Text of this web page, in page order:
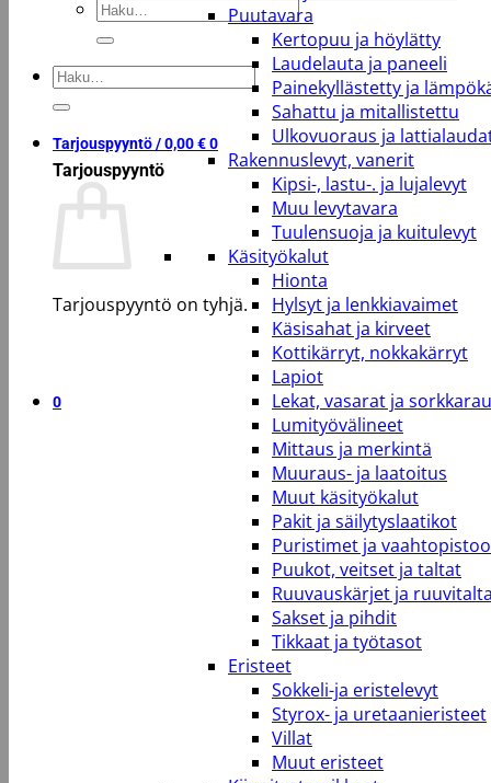
Etsi:
Etsi:
Tarjouspyyntö /0,00€0
Tarjouspyyntö
Tarjouspyyntö on tyhjä.
0
Puutavara
Kertopuu ja höylätty
Laudelauta ja paneeli
Painekyllästetty ja
Sahattu ja mitallistettu
Ulkovuoraus ja
Rakennuslevyt, vanerit
Kipsi-, lastu-. ja lujalevyt
Muu levytavara
Tuulensuoja ja kuitulevyt
Käsityökalut
Hionta
Hylsyt ja lenkkiavaimet
Käsisahat ja kirveet
Kottikärryt, nokkakärryt
Lapiot
Lekat, vasarat ja
Lumityövälineet
Mittaus ja merkintä
Muuraus- ja laatoitus
Muut käsityökalut
Pakit ja säilytyslaatikot
Puristimet ja
Puukot, veitset ja taltat
Ruuvauskärjet ja
Sakset ja pihdit
Tikkaat ja työtasot
Eristeet
Sokkeli-ja eristelevyt
Styrox- ja uretaanieristeet
Villat
Muut eristeet